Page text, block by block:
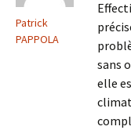
Patrick
PAPPOLA
sans
elle